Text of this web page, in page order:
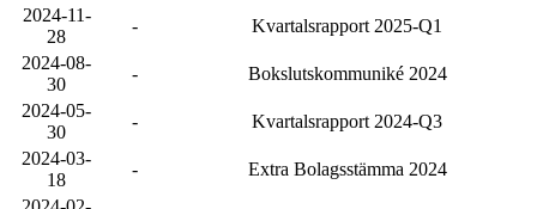
2024-11-
28
-
Kvartalsrapport 2025-Q1
2024-08-
30
-
Bokslutskommuniké 2024
2024-05-
30
-
Kvartalsrapport 2024-Q3
2024-03-
18
-
Extra Bolagsstämma 2024